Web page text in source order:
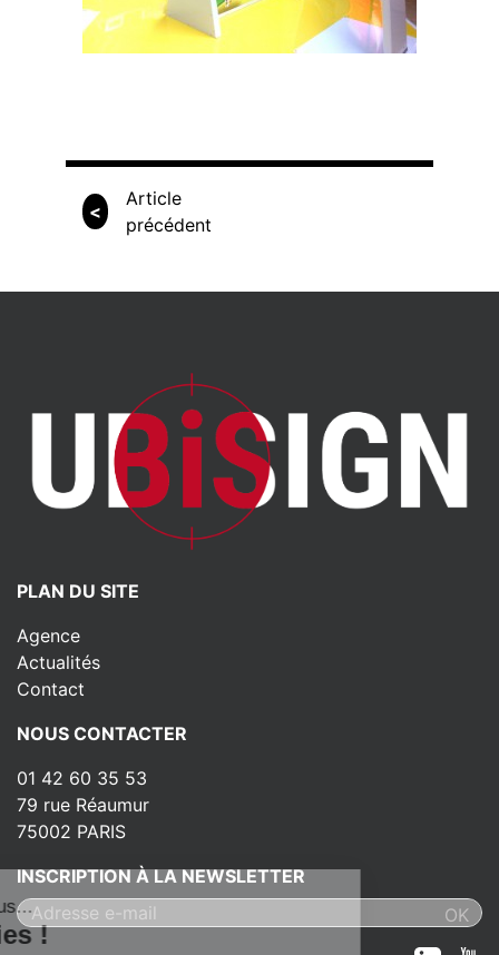
<
Article
précédent
PLAN DU SITE
Agence
Actualités
Contact
NOUS CONTACTER
01 42 60 35 53
79 rue Réaumur
75002 PARIS
INSCRIPTION À LA NEWSLETTER
c'est nous...
Cookies !